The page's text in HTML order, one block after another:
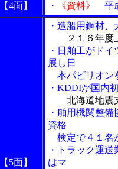
【4面】
・ 《資料》 平
【5面】
・造船用鋼材
２１６年
・日舶工がド
展し日
本パビリオン
・KDDIが国内
北海道地震
・舶用機関整
資格
検定で４１名
・トラック運
はマ